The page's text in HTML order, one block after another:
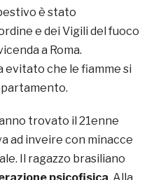
è stato
e dei Vigili del fuoco
a Roma.
evitato che le fiamme si
trovato il 21enne
ad inveire con minacce
Il ragazzo brasiliano